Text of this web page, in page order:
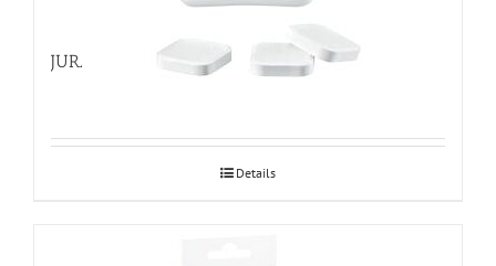
JURA katlakivieemaldustabletid 36tk
Details